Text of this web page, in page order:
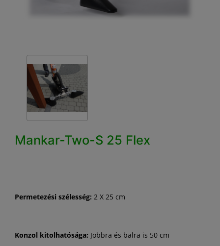
Mankar-Two-S 25 Flex
Permetezési szélesség: 2 X 25 cm
Konzol kitolhatósága: Jobbra és balra is 50 cm